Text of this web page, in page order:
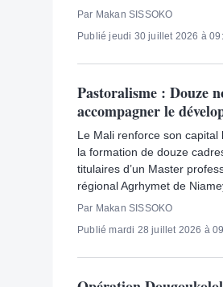
Par Makan SISSOKO
Publié jeudi 30 juillet 2026 à
Pastoralisme : Douze
accompagner le
Le Mali renforce son
la formation de douze
titulaires d’un Master
régional Agrhymet de
Par Makan SISSOKO
Publié mardi 28 juillet 2026 à